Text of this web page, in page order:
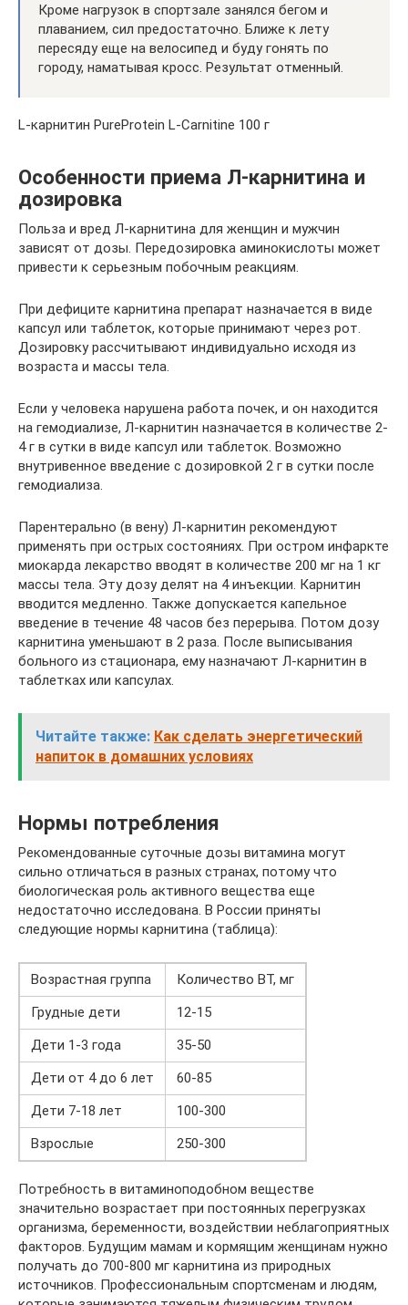
Кроме нагрузок в спортзале занялся бегом и
плаванием, сил предостаточно. Ближе к лету
пересяду еще на велосипед и буду гонять по
городу, наматывая кросс. Результат отменный.
L-карнитин PureProtein L-Carnitine 100 г
Особенности приема Л-карнитина и
дозировка
Польза и вред Л-карнитина для женщин и мужчин
зависят от дозы. Передозировка аминокислоты может
привести к серьезным побочным реакциям.
При дефиците карнитина препарат назначается в виде
капсул или таблеток, которые принимают через рот.
Дозировку рассчитывают индивидуально исходя из
возраста и массы тела.
Если у человека нарушена работа почек, и он находится
на гемодиализе, Л-карнитин назначается в количестве 2-
4 г в сутки в виде капсул или таблеток. Возможно
внутривенное введение с дозировкой 2 г в сутки после
гемодиализа.
Парентерально (в вену) Л-карнитин рекомендуют
применять при острых состояниях. При остром инфаркте
миокарда лекарство вводят в количестве 200 мг на 1 кг
массы тела. Эту дозу делят на 4 инъекции. Карнитин
вводится медленно. Также допускается капельное
введение в течение 48 часов без перерыва. Потом дозу
карнитина уменьшают в 2 раза. После выписывания
больного из стационара, ему назначают Л-карнитин в
таблетках или капсулах.
Читайте также: Как сделать энергетический
напиток в домашних условиях
Нормы потребления
Рекомендованные суточные дозы витамина могут
сильно отличаться в разных странах, потому что
биологическая роль активного вещества еще
недостаточно исследована. В России приняты
следующие нормы карнитина (таблица):
Возрастная группа
Количество BT, мг
Грудные дети
12-15
Дети 1-3 года
35-50
Дети от 4 до 6 лет
60-85
Дети 7-18 лет
100-300
Взрослые
250-300
Потребность в витаминоподобном веществе
значительно возрастает при постоянных перегрузках
организма, беременности, воздействии неблагоприятных
факторов. Будущим мамам и кормящим женщинам нужно
получать до 700-800 мг карнитина из природных
источников. Профессиональным спортсменам и людям,